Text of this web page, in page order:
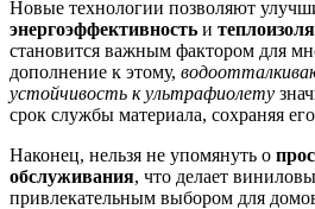
Новые технологии позволяют
энергоэффективность и
становится важным фактором для
дополнение к этому,
устойчивость к ультрафиолету
срок службы материала, сохраняя
Наконец, нельзя не упомянуть о
обслуживания, что делает
привлекательным выбором для